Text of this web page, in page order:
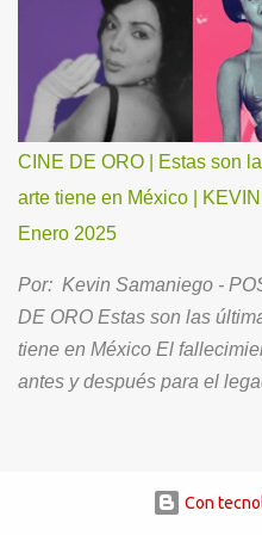
duda, no podría existir una
música electrónica, con un
capaz de comunicar un
suficientemente fuerte,
escuchas a través de los
continuación, nuestra
Emi Grace? Cuéntanos
motivaciones. Soy nacida
me tocó crecer en un
Summerland. Tengo un
una mam...
CINE DE ORO | Estas son
arte tiene en México |
Enero 2025
Por: Kevin Samaniego -
DE ORO Estas son las
tiene en México El
antes y después para el
fuertemente en la cultura de
Con